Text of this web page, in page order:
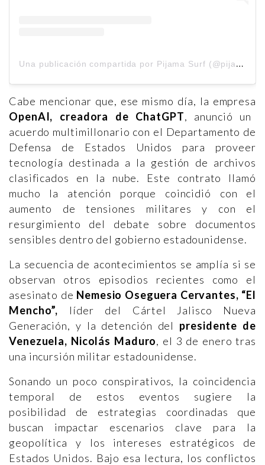
U
na publicación compartida por Pijama Surf (@pijama_surf)
Cabe mencionar que, ese mismo día, la empresa
OpenAI, creadora de ChatGPT, anunció un
acuerdo multimillonario con el Departamento de
Defensa de Estados Unidos para proveer
tecnología destinada a la gestión de archivos
clasificados en la nube. Este contrato llamó
mucho la atención porque coincidió con el
aumento de tensiones militares y con el
resurgimiento del debate sobre documentos
sensibles dentro del gobierno estadounidense.
La secuencia de acontecimientos se amplía si se
observan otros episodios recientes como el
asesinato de Nemesio Oseguera Cervantes, “El
Mencho”, líder del Cártel Jalisco Nueva
Generación, y la detención del presidente de
Venezuela, Nicolás Maduro, el 3 de enero tras
una incursión militar estadounidense.
Sonando un poco conspirativos, la coincidencia
temporal de estos eventos sugiere la
posibilidad de estrategias coordinadas que
buscan impactar escenarios clave para la
geopolítica y los intereses estratégicos de
Estados Unidos. Bajo esa lectura, los conflictos